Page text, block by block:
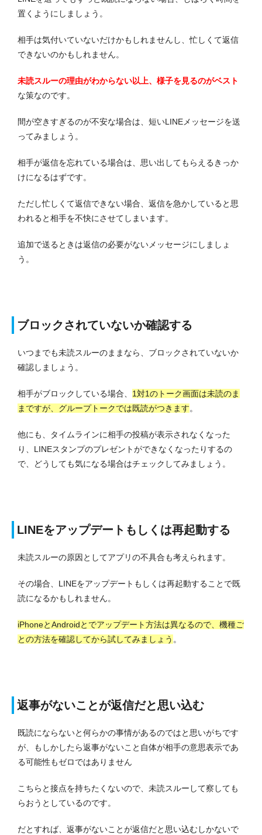
置くようにしましょう。
相手は気付いていないだけかもしれませんし、忙しくて返信
できないのかもしれません。
未読スルーの理由がわからない以上、様子を見るのがベスト
な策なのです。
間が空きすぎるのが不安な場合は、短いLINEメッセージを送
ってみましょう。
相手が返信を忘れている場合は、思い出してもらえるきっか
けになるはずです。
ただし忙しくて返信できない場合、返信を急かしていると思
われると相手を不快にさせてしまいます。
追加で送るときは返信の必要がないメッセージにしましょ
う。
ブロックされていないか確認する
いつまでも未読スルーのままなら、ブロックされていないか
確認しましょう。
相手がブロックしている場合、 1対1のトーク画面は未読のま
まですが、グループトークでは既読がつきます。
他にも、タイムラインに相手の投稿が表示されなくなった
り、LINEスタンプのプレゼントができなくなったりするの
で、どうしても気になる場合はチェックしてみましょう。
LINEをアップデートもしくは再起動する
未読スルーの原因としてアプリの不具合も考えられます。
その場合、LINEをアップデートもしくは再起動することで既
読になるかもしれません。
iPhoneとAndroidとでアップデート方法は異なるので、機種ご
との方法を確認してから試してみましょう 。
返事がないことが返信だと思い込む
既読にならないと何らかの事情があるのではと思いがちです
が、もしかしたら返事がないこと自体が相手の意思表示であ
る可能性もゼロではありません
こちらと接点を持ちたくないので、未読スルーして察しても
らおうとしているのです。
だとすれば、返事がないことが返信だと思い込むしかないで